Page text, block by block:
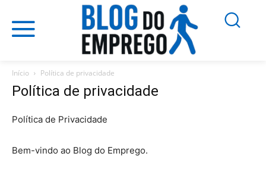
Início Política de privacidade
Política de privacidade
Política de Privacidade
Bem-vindo ao Blog do Emprego.